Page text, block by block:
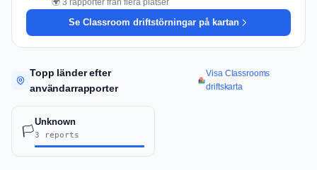
🌍 3 rapporter från flera platser
Se Classroom driftstörningar på kartan
Topp länder efter
användarrapporter
Visa Classrooms
driftskarta
🏳️
Unknown
3 reports